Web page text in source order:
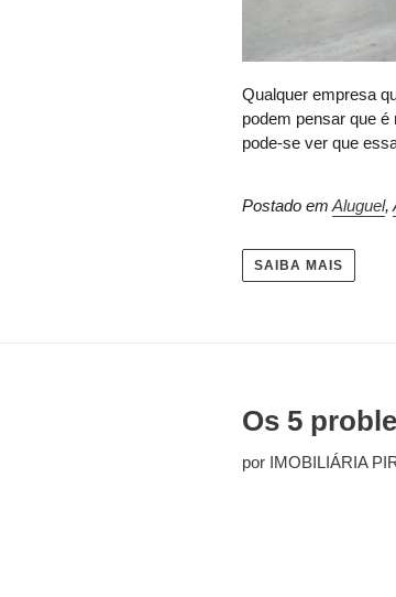
Qualquer empresa
podem pensar que
pode-se ver que
Postado emAluguel,
SAIBA MAIS
Os 5
por IMOBILIÁRIA